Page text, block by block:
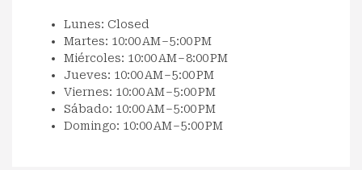
Lunes: Closed
Martes: 10:00 AM – 5:00 PM
Miércoles: 10:00 AM – 8:00 PM
Jueves: 10:00 AM – 5:00 PM
Viernes: 10:00 AM – 5:00 PM
Sábado: 10:00 AM – 5:00 PM
Domingo: 10:00 AM – 5:00 PM